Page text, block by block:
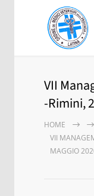
VII
-Rimini,
HOME
VII
MAGGIO